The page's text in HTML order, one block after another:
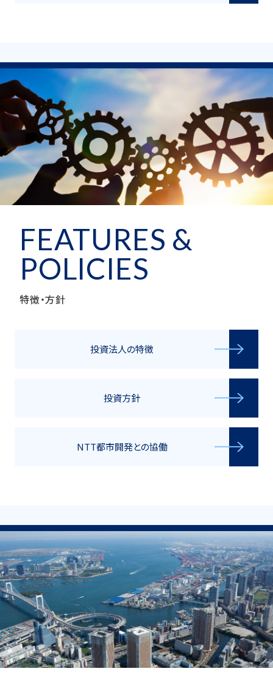
FEATURES &
POLICIES
特徴・方針
投資法人の特徴
投資方針
NTT都市開発との協働